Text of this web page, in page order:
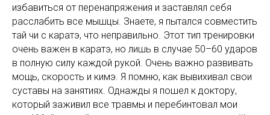
избавиться от перенапряжения и заставлял себя
расслабить все мышцы. Знаете, я пытался совместить
тай чи с каратэ, что неправильно. Этот тип тренировки
очень важен в каратэ, но лишь в случае 50–60 ударов
в полную силу каждой рукой. Очень важно развивать
мощь, скорость и кимэ. Я помню, как вывихивал свои
суставы на занятиях. Однажды я пошел к доктору,
который заживил все травмы и перебинтовал мои